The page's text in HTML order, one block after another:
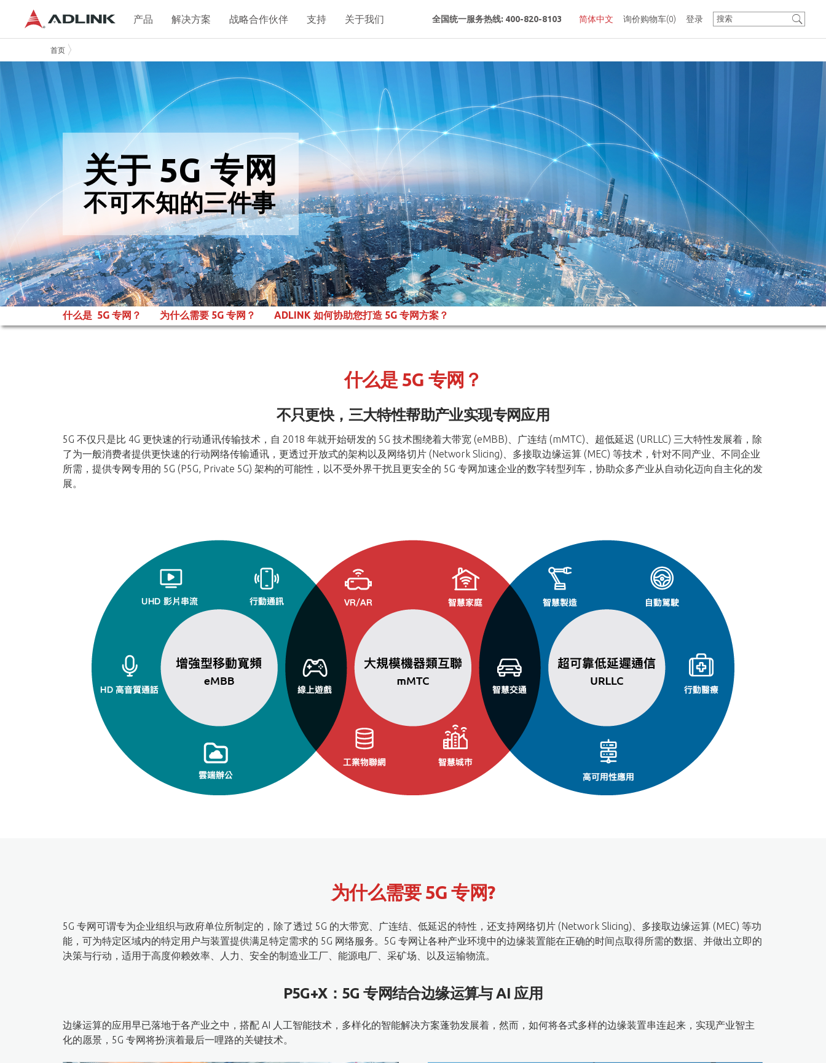
询价购物车(0)
简体中文
全国统一服务热线: 400-820-8103 登录
产品 解决方案 战略合作伙伴 支持 关于我们
首页
关于 5G 专网
不可不知的三件事
什么是 5G 专网？​ 为什么需要 5G 专网？ ADLINK 如何协助您打造 5G 专网方案？​
什么是 5G 专网？
不只更快，三大特性帮助产业实现专网应用
5G 不仅只是比 4G 更快速的行动通讯传输技术，自 2018 年就开始研发的 5G 技术围绕着大带宽 (eMBB)、广连结 (mMTC)、超低延迟 (URLLC) 三大特性发展着，除
了为一般消费者提供更快速的行动网络传输通讯，更透过开放式的架构以及网络切片 (Network Slicing)、多接取边缘运算 (MEC) 等技术，针对不同产业、不同企业
所需，提供专网专用的 5G (P5G, Private 5G) 架构的可能性，以不受外界干扰且更安全的 5G 专网加速企业的数字转型列车，协助众多产业从自动化迈向自主化的发
展。
为什么需要 5G 专网?
5G 专网可谓专为企业组织与政府单位所制定的，除了透过 5G 的大带宽、广连结、低延迟的特性，还支持网络切片 (Network Slicing)、多接取边缘运算 (MEC) 等功
能，可为特定区域内的特定用户与装置提供满足特定需求的 5G 网络服务。5G 专网让各种产业环境中的边缘装置能在正确的时间点取得所需的数据、并做出立即的
决策与行动，适用于高度仰赖效率、人力、安全的制造业工厂、能源电厂、采矿场、以及运输物流。
P5G+X：5G 专网结合边缘运算与 AI 应用​
边缘运算的应用早已落地于各产业之中，搭配 AI 人工智能技术，多样化的智能解决方案蓬勃发展着，然而，如何将各式多样的边缘装置串连起来，实现产业智主
化的愿景，5G 专网将扮演着最后一哩路的关键技术。​